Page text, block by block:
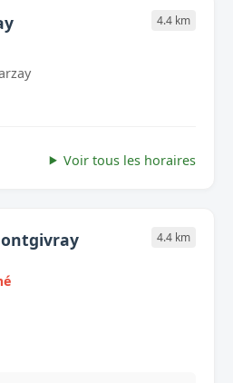
4.4 km
Voir tous les horaires
4.4 km